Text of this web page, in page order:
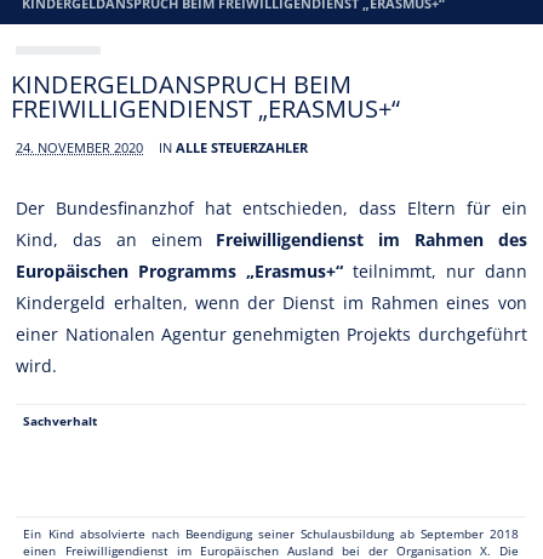
KINDERGELDANSPRUCH BEIM
FREIWILLIGENDIENST „ERASMUS+“
24. NOVEMBER 2020 INALLE STEUERZAHLER
Der Bundesfinanzhof hat entschieden, dass Eltern für ein
Kind, das an einem Freiwilligendienst im Rahmen des
Europäischen Programms „Erasmus+“ teilnimmt, nur dann
Kindergeld erhalten, wenn der Dienst im Rahmen eines von
einer Nationalen Agentur genehmigten Projekts durchgeführt
wird.
Sachverhalt
Ein Kind absolvierte nach Beendigung seiner Schulausbildung ab September 2018
einen Freiwilligendienst im Europäischen Ausland bei der Organisation X. Die